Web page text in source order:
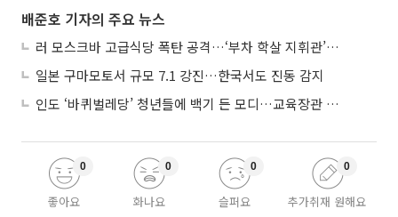
배준호 기자의 주요 뉴스
러 모스크바 고급식당 폭탄 공격…‘부차 학살 지휘관’ 노렸나
일본 구마모토서 규모 7.1 강진…한국서도 진동 감지
인도 ‘바퀴벌레당’ 청년들에 백기 든 모디…교육장관 사퇴
좋아요
0
화나요
0
슬퍼요
0
추가취재 원해요
0